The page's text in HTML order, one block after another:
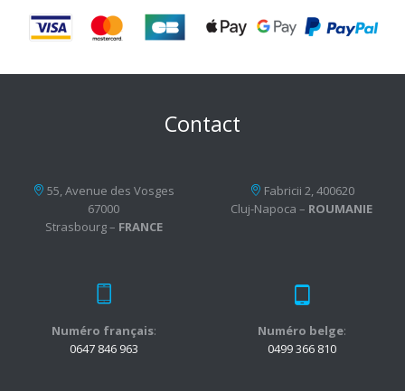
Contact
55, Avenue des Vosges
67000
Strasbourg – FRANCE
Fabricii 2, 400620
Cluj-Napoca – ROUMANIE
Numéro français:
0647 846 963
Numéro belge:
0499 366 810